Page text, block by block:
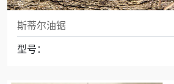
斯蒂尔油锯
型号：